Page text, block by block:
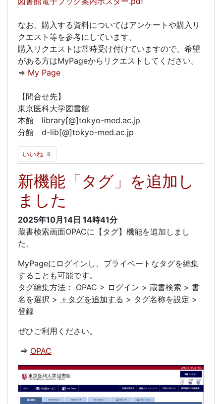
なお、購入する資料についてはアンケートや購入リ
クエスト等を参考にしています。
購入リクエストは常時受け付けていますので、希望
がある方はMyPageからリクエストしてください。
⇒ My Page
【問合せ先】
東京医科大学図書館
本館 library[@]tokyo-med.ac.jp
分館 d-lib[@]tokyo-med.ac.jp
いいね 8
新機能「タグ」を追加し
ました
2025年10月14日 14時41分
蔵書検索画面OPACに【タグ】機能を追加しまし
た。
MyPageにログインし、プライベートなタグを編集
することも可能です。
タグ編集方法： OPAC > ログイン > 蔵書検索 > 書
名を選択 > ＋タグを追加する > タグ名称を設定 >
登録
ぜひご利用ください。
⇒ OPAC